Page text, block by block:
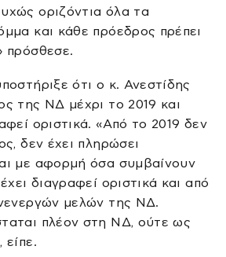
οριζόντια όλα τα
και κάθε πρόεδρος πρέπει
πρόσθεσε.
ότι ο κ. Ανεστίδης
της ΝΔ μέχρι το 2019 και
οριστικά. «Από το 2019 δεν
δεν έχει πληρώσει
με αφορμή όσα συμβαίνουν
διαγραφεί οριστικά και από
μελών της ΝΔ.
πλέον στη ΝΔ, ούτε ως
είπε.